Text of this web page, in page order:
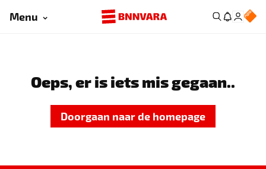
Menu
Oeps, er is iets mis gegaan..
Doorgaan naar de homepage